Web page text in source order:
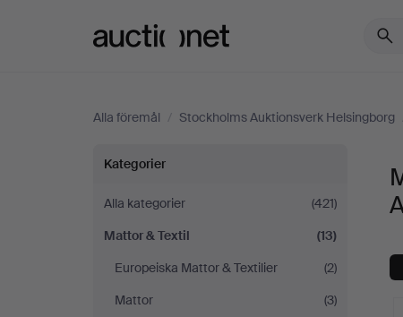
Alla föremål / Stockholms Auktionsverk Helsingborg
Mattor
&
Textil
på
Kategorier
Alla kategorier
(421)
Mattor & Textil
(13)
Europeiska Mattor & Textilier
(2)
Mattor
(3)